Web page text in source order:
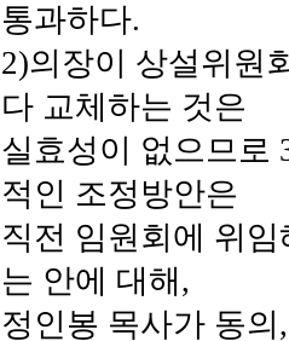
통과하다.
2)의장이 상설위원
다 교체하는 것은
실효성이 없으므로
적인 조정방안은
직전 임원회에 위
는 안에 대해 ,
정인봉 목사가 동의